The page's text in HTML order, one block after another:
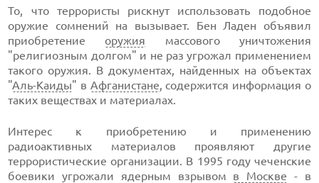
То, что террористы рискнут использовать подобное
оружие сомнений на вызывает. Бен Ладен объявил
приобретение оружия массового уничтожения
"религиозным долгом" и не раз угрожал применением
такого оружия. В документах, найденных на объектах
"Аль-Каиды" в Афганистане, содержится информация о
таких веществах и материалах.
Интерес к приобретению и применению
радиоактивных материалов проявляют другие
террористические организации. В 1995 году чеченские
боевики угрожали ядерным взрывом в Москве - в